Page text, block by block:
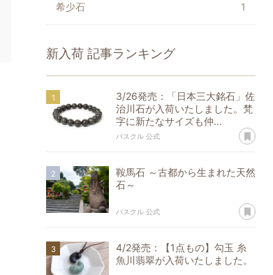
希少石 1
新入荷 記事ランキング
3/26発売：「日本三大銘石」佐
治川石が入荷いたしました。梵
字に新たなサイズも仲...
パスクル 公式 あ
鞍馬石 ～古都から生まれた天然
石～
パスクル 公式 あ
4/2発売：【1点もの】勾玉 糸
魚川翡翠が入荷いたしました。